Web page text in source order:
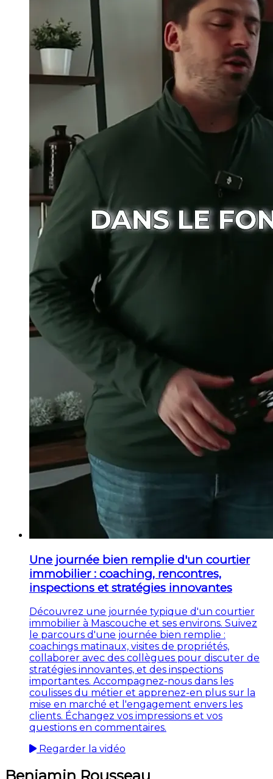
Une journée bien remplie d'un courtier
immobilier : coaching, rencontres,
inspections et stratégies innovantes
Découvrez une journée typique d'un courtier
immobilier à Mascouche et ses environs. Suivez
le parcours d'une journée bien remplie :
coachings matinaux, visites de propriétés,
collaborer avec des collègues pour discuter de
stratégies innovantes, et des inspections
importantes. Accompagnez-nous dans les
coulisses du métier et apprenez-en plus sur la
mise en marché et l'engagement envers les
clients. Échangez vos impressions et vos
questions en commentaires.
Regarder la vidéo